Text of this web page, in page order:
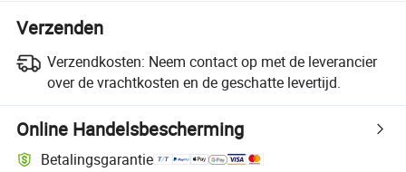
Verzenden
Verzendkosten: Neem contact op met de leverancier
over de vrachtkosten en de geschatte levertijd.
Online Handelsbescherming
Betalingsgarantie